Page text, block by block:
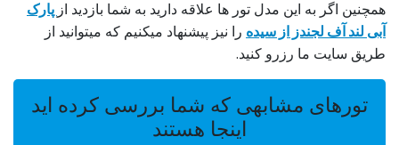
همچنین اگر به این مدل تور ها علاقه دارید به شما بازدید از پارک
آبی لند آف لجندز از سیده را نیز پیشنهاد میکنیم که میتوانید از
طریق سایت ما رزرو کنید.
تورهای مشابهی که شما بررسی کرده اید
اینجا هستند